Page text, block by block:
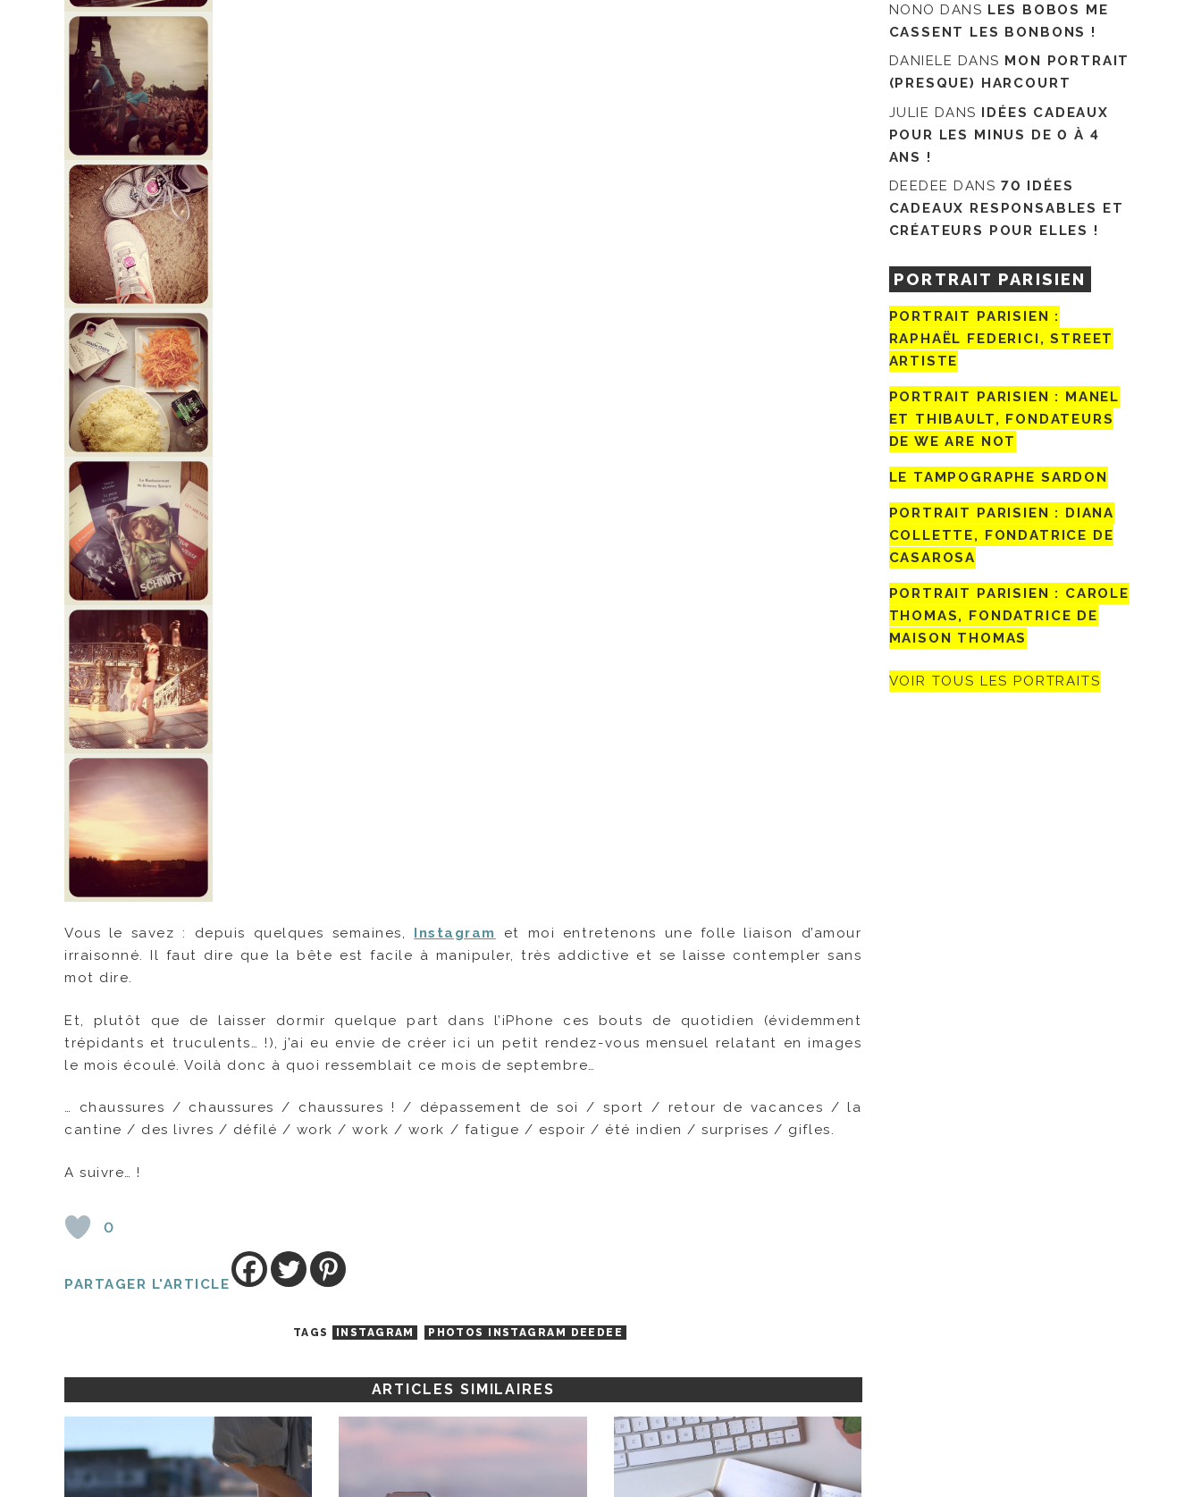
Vous le savez : depuis quelques semaines, Instagram
et moi entretenons une folle liaison d’amour
irraisonné. Il faut dire que la bête est facile à manipuler, très addictive et se laisse contempler sans
mot dire.
Et, plutôt que de laisser dormir quelque part dans l’iPhone ces bouts de quotidien (évidemment
trépidants et truculents… !), j’ai eu envie de créer ici un petit rendez-vous mensuel relatant en images
le mois écoulé. Voilà donc à quoi ressemblait ce mois de septembre…
… chaussures / chaussures / chaussures ! / dépassement de soi / sport / retour de vacances / la
cantine / des livres / défilé / work / work / work / fatigue / espoir / été indien / surprises / gifles.
A suivre… !
0
PARTAGER L'ARTICLE
TAGS INSTAGRAM PHOTOS INSTAGRAM DEEDEE
ARTICLES SIMILAIRES
NONO DANS LES BOBOS ME
CASSENT LES BONBONS !
DANIELE DANS MON PORTRAIT
(PRESQUE) HARCOURT
JULIE DANS IDÉES CADEAUX
POUR LES MINUS DE 0 À 4
ANS !
DEEDEE DANS 70 IDÉES
CADEAUX RESPONSABLES ET
CRÉATEURS POUR ELLES !
PORTRAIT PARISIEN
PORTRAIT PARISIEN :
RAPHAËL FEDERICI, STREET
ARTISTE
PORTRAIT PARISIEN : MANEL
ET THIBAULT, FONDATEURS
DE WE ARE NOT
LE TAMPOGRAPHE SARDON
PORTRAIT PARISIEN : DIANA
COLLETTE, FONDATRICE DE
CASAROSA
PORTRAIT PARISIEN : CAROLE
THOMAS, FONDATRICE DE
MAISON THOMAS
VOIR TOUS LES PORTRAITS